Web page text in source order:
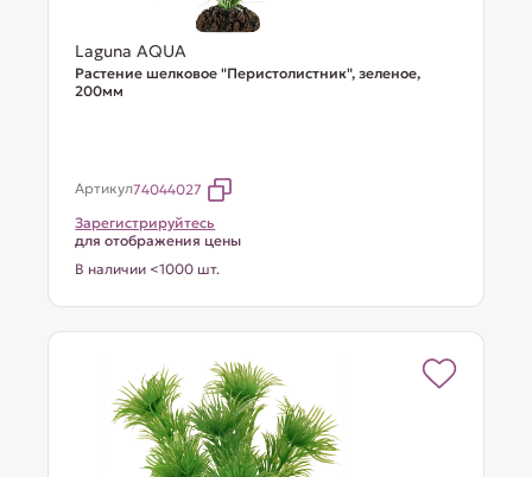
Laguna AQUA
Растение шелковое "Перистолистник", зеленое,
200мм
Артикул74044027
Зарегистрируйтесь
для отображения цены
В наличии <1000 шт.